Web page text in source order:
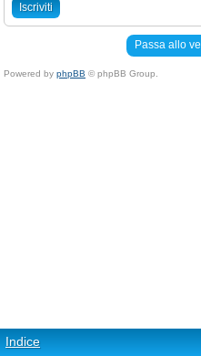
Iscriviti
Passa allo
Powered by phpBB © phpBB Group.
Indice